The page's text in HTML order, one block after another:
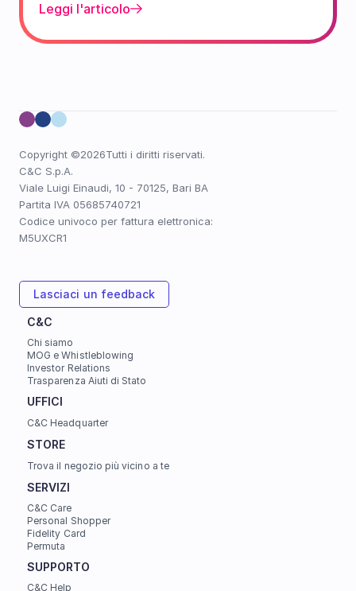
Leggi l'articolo
C&C
Chi siamo
MOG e Whistleblowing
Investor Relations
Trasparenza Aiuti di Stato
UFFICI
C&C Headquarter
STORE
Trova il negozio più vicino a te
SERVIZI
C&C Care
Personal Shopper
Fidelity Card
Permuta
SUPPORTO
C&C Help
Copyright ©2026Tutti i diritti riservati.
C&C S.p.A.
Viale Luigi Einaudi, 10 - 70125, Bari BA
Partita IVA 05685740721
Codice univoco per fattura elettronica:
M5UXCR1
Lasciaci un feedback